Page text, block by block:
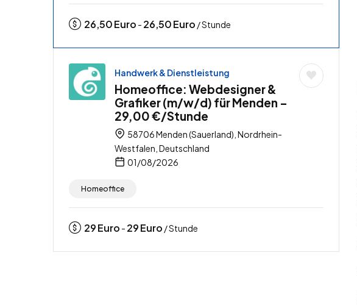
26,50Euro - 26,50Euro / Stunde
Handwerk & Dienstleistung
Homeoffice: Webdesigner &
Grafiker (m/w/d) für Menden –
29,00 €/Stunde
58706 Menden (Sauerland), Nordrhein-
Westfalen, Deutschland
01/08/2026
Homeoffice
29Euro - 29Euro / Stunde